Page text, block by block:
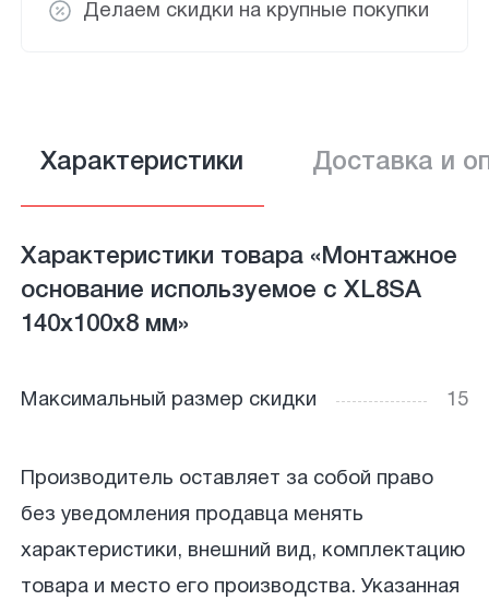
Делаем скидки на крупные покупки
Характеристики Доставка и
Характеристики товара «Монтажное
основание используемое с XL8SA
140х100х8 мм»
Максимальный размер скидки 15
Производитель оставляет за собой право
без уведомления продавца менять
характеристики, внешний вид, комплектацию
товара и место его производства. Указанная